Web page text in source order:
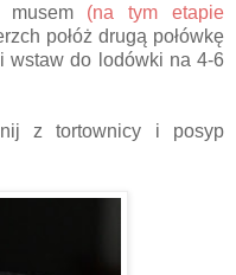
musem (na tym etapie
połóż drugą połówkę
wstaw do lodówki na 4-6
z tortownicy i posyp